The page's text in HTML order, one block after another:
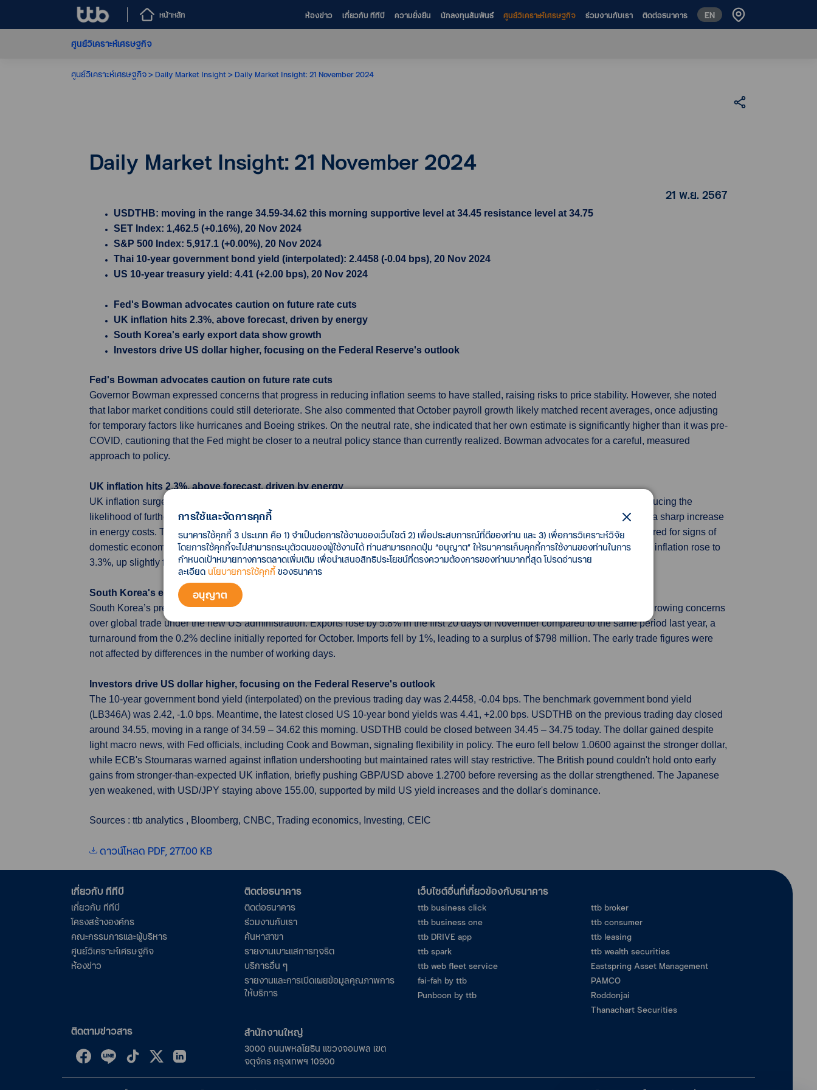
หน้าหลัก ห้องข่าว เกี่ยวกับ ทีทีบี ความยั่งยืน นักลงทุนสัมพันธ์ ศูนย์วิเคราะห์เศรษฐกิจ ร่วมงานกับเรา ติดต่อธนาคาร EN
ศูนย์วิเคราะห์เศรษฐกิจ
ศูนย์วิเคราะห์เศรษฐกิจ Daily Market Insight Daily Market Insight: 21 November 2024
Daily Market Insight: 21 November 2024
21 พ.ย. 2567
USDTHB: moving in the range 34.59-34.62 this morning supportive level at 34.45 resistance level at 34.75
SET Index: 1,462.5 (+0.16%), 20 Nov 2024
S&P 500 Index: 5,917.1 (+0.00%), 20 Nov 2024
Thai 10-year government bond yield (interpolated): 2.4458 (-0.04 bps), 20 Nov 2024
US 10-year treasury yield: 4.41 (+2.00 bps), 20 Nov 2024
Fed's Bowman advocates caution on future rate cuts
UK inflation hits 2.3%, above forecast, driven by energy
South Korea's early export data show growth
Investors drive US dollar higher, focusing on the Federal Reserve's outlook
Fed's Bowman advocates caution on future rate cuts
Governor Bowman expressed concerns that progress in reducing inflation seems to have stalled, raising risks to price stability. However, she noted
that labor market conditions could still deteriorate. She also commented that October payroll growth likely matched recent averages, once adjusting
for temporary factors like hurricanes and Boeing strikes. On the neutral rate, she indicated that her own estimate is significantly higher than it was pre-
COVID, cautioning that the Fed might be closer to a neutral policy stance than currently realized. Bowman advocates for a careful, measured
approach to policy.
UK inflation hits 2.3%, above forecast, driven by energy
UK inflation surged more than expected in October, rising above the Bank of England's 2% target, which investors interpreted as reducing the
likelihood of further interest rate cuts in the near future. Consumer price inflation climbed to 2.3% from 1.7% in September, driven by a sharp increase
in energy costs. This was higher than the 2.2% forecast by both the Bank of England and analysts. Services inflation, closely monitored for signs of
domestic economic pressures, stayed high at 5%, matching the Bank’s prediction and up from 4.9% in September. Additionally, core inflation rose to
3.3%, up slightly from 3.2% the previous month.
South Korea's early export data show growth
South Korea’s preliminary trade data indicated a rebound in exports in November, offering a positive outlook for the economy amid growing concerns
over global trade under the new US administration. Exports rose by 5.8% in the first 20 days of November compared to the same period last year, a
turnaround from the 0.2% decline initially reported for October. Imports fell by 1%, leading to a surplus of $798 million. The early trade figures were
not affected by differences in the number of working days.
Investors drive US dollar higher, focusing on the Federal Reserve's outlook
The 10-year government bond yield (interpolated) on the previous trading day was 2.4458, -0.04 bps. The benchmark government bond yield
(LB346A) was 2.42, -1.0 bps. Meantime, the latest closed US 10-year bond yields was 4.41, +2.00 bps. USDTHB on the previous trading day closed
around 34.55, moving in a range of 34.59 – 34.62 this morning. USDTHB could be closed between 34.45 – 34.75 today. The dollar gained despite
light macro news, with Fed officials, including Cook and Bowman, signaling flexibility in policy. The euro fell below 1.0600 against the stronger dollar,
while ECB's Stournaras warned against inflation undershooting but maintained rates will stay restrictive. The British pound couldn't hold onto early
gains from stronger-than-expected UK inflation, briefly pushing GBP/USD above 1.2700 before reversing as the dollar strengthened. The Japanese
yen weakened, with USD/JPY staying above 155.00, supported by mild US yield increases and the dollar's dominance.
Sources : ttb analytics , Bloomberg, CNBC, Trading economics, Investing, CEIC
ดาวน์โหลด PDF, 277.00 KB
การใช้และจัดการคุกกี้
ธนาคารใช้คุกกี้ 3 ประเภท คือ 1) จำเป็นต่อการใช้งานของเว็บไซต์ 2) เพื่อประสบการณ์ที่ดีของท่าน และ 3) เพื่อการวิเคราะห์วิจัย
โดยการใช้คุกกี้จะไม่สามารถระบุตัวตนของผู้ใช้งานได้ ท่านสามารถกดปุ่ม “อนุญาต” ให้ธนาคารเก็บคุกกี้การใช้งานของท่านในการ
กำหนดเป้าหมายทางการตลาดเพิ่มเติม เพื่อนำเสนอสิทธิประโยชน์ที่ตรงความต้องการของท่านมากที่สุด โปรดอ่านราย
ละเอียด นโยบายการใช้คุกกี้ของธนาคาร
อนุญาต
เกี่ยวกับ ทีทีบี
เกี่ยวกับ ทีทีบี
โครงสร้างองค์กร
คณะกรรมการและผู้บริหาร
ศูนย์วิเคราะห์เศรษฐกิจ
ห้องข่าว
ติดต่อธนาคาร
ติดต่อธนาคาร
ร่วมงานกับเรา
ค้นหาสาขา
รายงานเบาะแสการทุจริต
บริการอื่น ๆ
รายงานและการเปิดเผยข้อมูลคุณภาพการ
ให้บริการ
เว็บไซต์อื่นที่เกี่ยวข้องกับธนาคาร
ttb business click
ttb business one
ttb DRIVE app
ttb spark
ttb web fleet service
fai-fah by ttb
Punboon by ttb
ttb broker
ttb consumer
ttb leasing
ttb wealth securities
Eastspring Asset Management
PAMCO
Roddonjai
Thanachart Securities
ติดตามข่าวสาร สำนักงานใหญ่
3000 ถนนพหลโยธิน แขวงจอมพล เขต
จตุจักร กรุงเทพฯ 10900